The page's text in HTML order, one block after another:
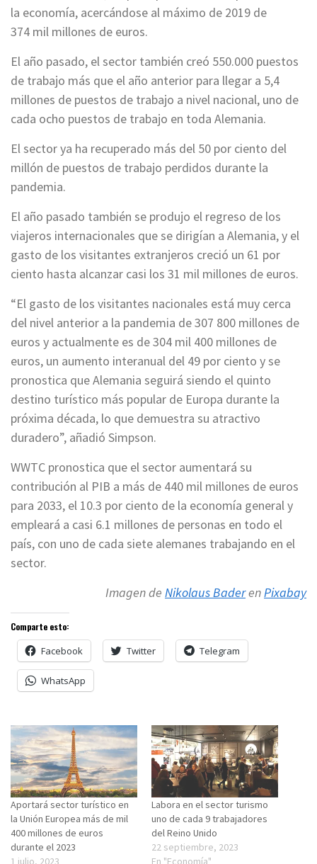
la economía, acercándose al máximo de 2019 de
374 mil millones de euros.
El año pasado, el sector también creó 550.000 puestos
de trabajo más que el año anterior para llegar a 5,4
millones de puestos de trabajo a nivel nacional, uno de
cada ocho puestos de trabajo en toda Alemania.
El sector ya ha recuperado más del 50 por ciento del
millón de puestos de trabajo perdidos durante la
pandemia.
El año pasado también se produjo el regreso de los
viajeros internacionales que se dirigían a Alemania, y el
gasto de los visitantes extranjeros creció un 61 por
ciento hasta alcanzar casi los 31 mil millones de euros.
“El gasto de los visitantes nacionales está muy cerca
del nivel anterior a la pandemia de 307 800 millones de
euros y actualmente es de 304 mil 400 millones de
euros, un aumento interanual del 49 por ciento y se
pronostica que Alemania seguirá siendo el quinto
destino turístico más popular de Europa durante la
próxima década, lo que demuestra su atractivo
duradero”, añadió Simpson.
WWTC pronostica que el sector aumentará su
contribución al PIB a más de 440 mil millones de euros
para 2033, el 10.3 por ciento de la economía general y
empleará a casi 6.1 millones de personas en todo el
país, con uno de cada siete alemanes trabajando en el
sector.
Imagen de Nikolaus BaderenPixabay
Comparte esto:
Facebook Twitter Telegram
WhatsApp
Aportará sector turístico en
la Unión Europea más de mil
400 millones de euros
durante el 2023
1 julio, 2023
Labora en el sector turismo
uno de cada 9 trabajadores
del Reino Unido
22 septiembre, 2023
En "Economía"